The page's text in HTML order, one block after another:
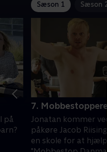
Sæson 1 Sæson
på
7.
Jonatan kommer
påkøre Jacob
en skole for at